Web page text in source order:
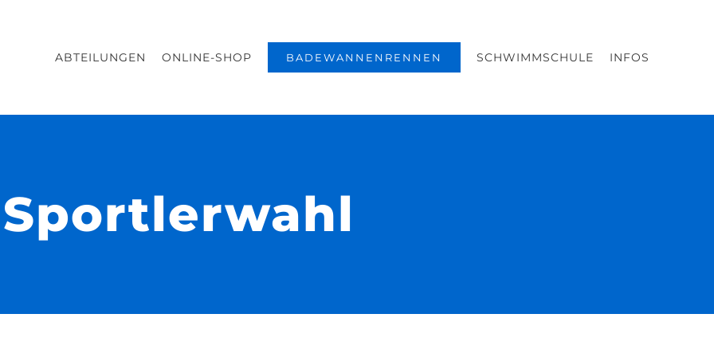
ABTEILUNGEN ONLINE-SHOP BADEWANNENRENNEN SCHWIMMSCHULE INFOS
Sportlerwahl